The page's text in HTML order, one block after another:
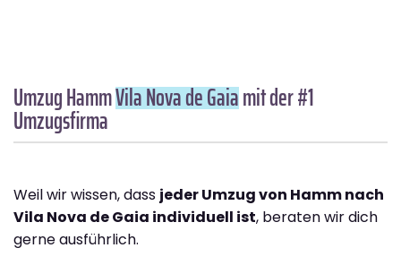
Umzug HammVila Nova de Gaiamit der #1
Umzugsfirma
Weil wir wissen, dass jeder Umzug von Hamm nach
Vila Nova de Gaia individuell ist, beraten wir dich
gerne ausführlich.